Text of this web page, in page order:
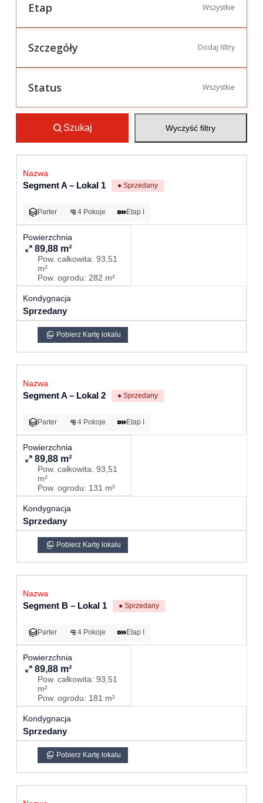
Etap Wszystkie
Szczegóły Dodaj filtry
Status Wszystkie
Szukaj Wyczyść filtry
Segment A – Lokal 1 ● Sprzedany
Parter 4 Pokoje Etap I
89,88 m²
Pow. całkowita: 93,51
m²
Pow. ogrodu: 282 m²
Sprzedany
Pobierz Kartę lokalu
Segment A – Lokal 2 ● Sprzedany
Parter 4 Pokoje Etap I
89,88 m²
Pow. całkowita: 93,51
m²
Pow. ogrodu: 131 m²
Sprzedany
Pobierz Kartę lokalu
Segment B – Lokal 1 ● Sprzedany
Parter 4 Pokoje Etap I
89,88 m²
Pow. całkowita: 93,51
m²
Pow. ogrodu: 181 m²
Sprzedany
Pobierz Kartę lokalu